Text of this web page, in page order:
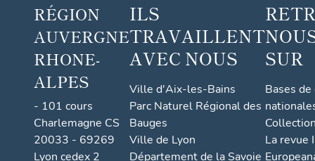
RÉGION
AUVERGNE
RHONE-
ALPES
- 101 cours
Charlemagne CS
20033 - 69269
Lyon cedex 2
ILS
TRAVAILLENT
AVEC NOUS
Ville d'Aix-les-Bains
Parc Naturel Régional des
Bauges
Ville de Lyon
Département de la Savoie
SUR
Bases
La revue